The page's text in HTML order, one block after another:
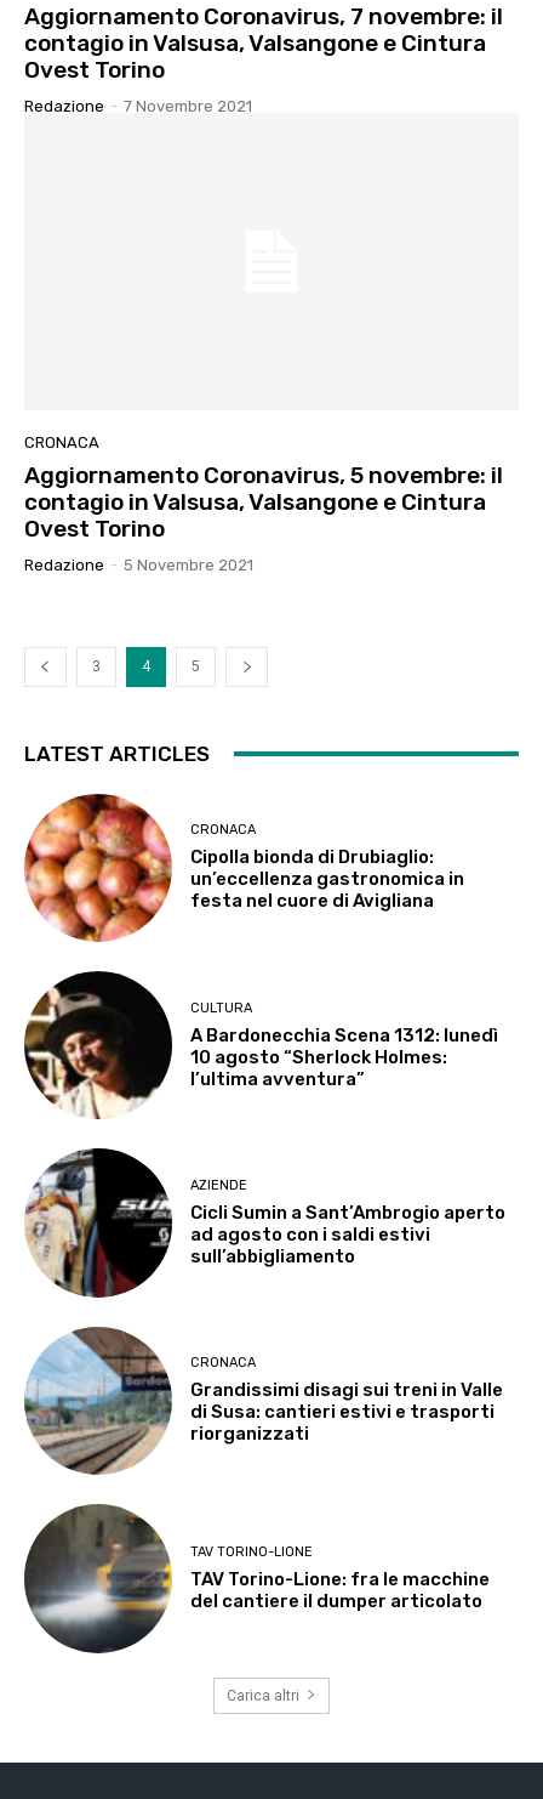
Aggiornamento Coronavirus, 7 novembre: il
contagio in Valsusa, Valsangone e Cintura
Ovest Torino
Redazione - 7 Novembre 2021
CRONACA
Aggiornamento Coronavirus, 5 novembre: il
contagio in Valsusa, Valsangone e Cintura
Ovest Torino
Redazione - 5 Novembre 2021
3 4 5
LATEST ARTICLES
CRONACA
Cipolla bionda di Drubiaglio:
un’eccellenza gastronomica in
festa nel cuore di Avigliana
CULTURA
A Bardonecchia Scena 1312: lunedì
10 agosto “Sherlock Holmes:
l’ultima avventura”
AZIENDE
Cicli Sumin a Sant’Ambrogio aperto
ad agosto con i saldi estivi
sull’abbigliamento
CRONACA
Grandissimi disagi sui treni in Valle
di Susa: cantieri estivi e trasporti
riorganizzati
TAV TORINO-LIONE
TAV Torino-Lione: fra le macchine
del cantiere il dumper articolato
Carica altri